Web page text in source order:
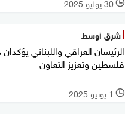
l
شرق أوسط
الرئيسان العراقي واللبناني
فلسطين وتعزيز التعاون
l 1 يونيو 2025